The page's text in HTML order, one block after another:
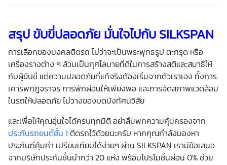
สรุป ขับขี่ปลอดภัย มั่นใจไปกับ SILKSPAN
การเลือกของมงคลติดรถ ไม่ว่าจะเป็นพระพุทธรูป ตะกรุด หรือ
เครื่องรางต่าง ๆ ล้วนเป็นกุศโลบายที่ดีในการสร้างสติและสมาธิให้
กับผู้ขับขี่ แต่ความปลอดภัยที่แท้จริงต้องเริ่มจากตัวเราเอง ทั้งการ
เคารพกฎจราจร การพักผ่อนให้เพียงพอ และการจัดสภาพแวดล้อม
ในรถให้ปลอดภัย ไม่วางของบดบังทัศนวิสัย
และเพื่อให้คุณอุ่นใจได้ครบทุกมิติ อย่าลืมพกความคุ้มครองจาก
ประกันรถยนต์ชั้น 1 ติดรถไว้ด้วยนะครับ หากคุณกำลังมองหา
ประกันที่คุ้มค่า เปรียบเทียบได้ง่ายๆ ผ่าน SILKSPAN เรามีข้อเสนอ
จากบริษัทประกันชั้นนำกว่า 20 แห่ง พร้อมโปรโมชั่นผ่อน 0% ช่วย